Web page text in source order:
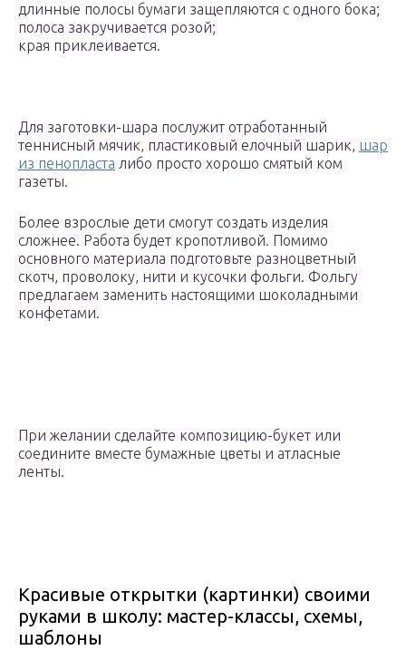
длинные полосы бумаги защепляются с одного бока;
полоса закручивается розой;
края приклеивается.
Для заготовки-шара послужит отработанный
теннисный мячик, пластиковый елочный шарик, шар
из пенопласта либо просто хорошо смятый ком
газеты.
Более взрослые дети смогут создать изделия
сложнее. Работа будет кропотливой. Помимо
основного материала подготовьте разноцветный
скотч, проволоку, нити и кусочки фольги. Фольгу
предлагаем заменить настоящими шоколадными
конфетами.
При желании сделайте композицию-букет или
соедините вместе бумажные цветы и атласные
ленты.
Красивые открытки (картинки) своими
руками в школу: мастер-классы, схемы,
шаблоны